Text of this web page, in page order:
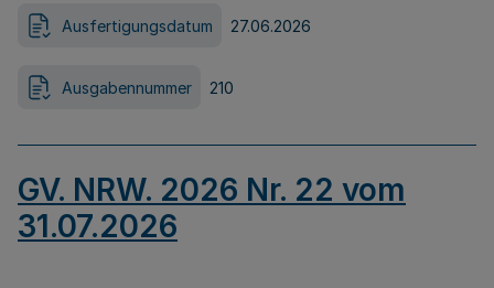
Ausfertigungsdatum 27.06.2026
Ausgabennummer 210
GV. NRW. 2026 Nr. 22 vom
31.07.2026